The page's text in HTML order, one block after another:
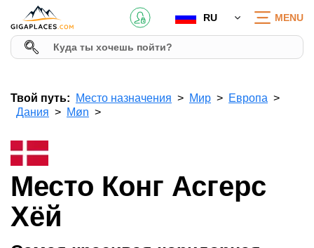
RU MENU
Твой путь: Место назначения Мир
Европа
Дания
Møn
Место Конг Асгерс
Хёй